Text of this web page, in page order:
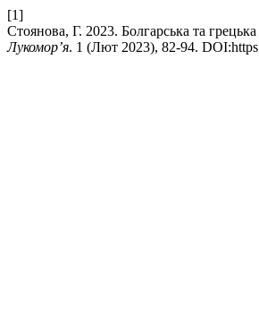
[1]
Стоянова, Г. 2023. Болгарська та грецька
Лукомор’я. 1 (Лют 2023), 82-94.